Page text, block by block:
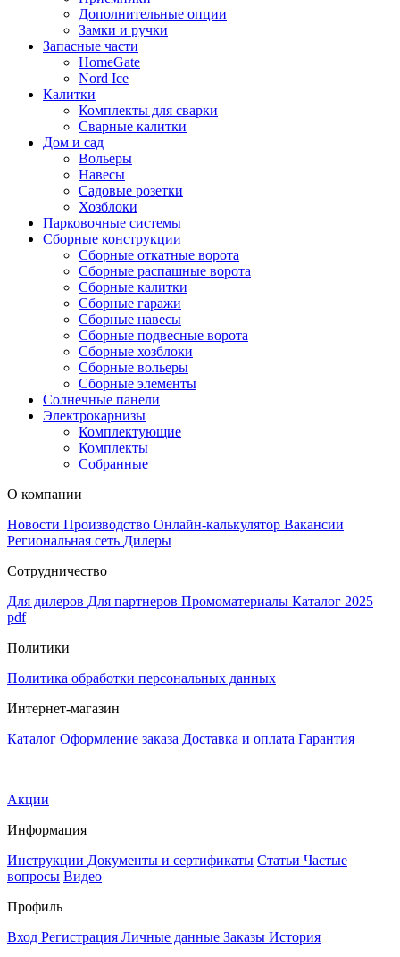
Дополнительные опции
Замки и ручки
Запасные части
HomeGate
Nord Ice
Калитки
Комплекты для сварки
Сварные калитки
Дом и сад
Вольеры
Навесы
Садовые розетки
Хозблоки
Парковочные системы
Сборные конструкции
Сборные откатные ворота
Сборные распашные ворота
Сборные калитки
Сборные гаражи
Сборные навесы
Сборные подвесные ворота
Сборные хозблоки
Сборные вольеры
Сборные элементы
Солнечные панели
Электрокарнизы
Комплектующие
Комплекты
Собранные
О компании
Новости Производство Онлайн-калькулятор Вакансии
Региональная сеть Дилеры
Сотрудничество
Для дилеров Для партнеров Промоматериалы Каталог 2025
pdf
Политики
Политика обработки персональных данных
Интернет-магазин
Каталог Оформление заказа Доставка и оплата Гарантия
Акции
Информация
Инструкции Документы и сертификаты Статьи Частые
вопросы Видео
Профиль
Вход Регистрация Личные данные Заказы История